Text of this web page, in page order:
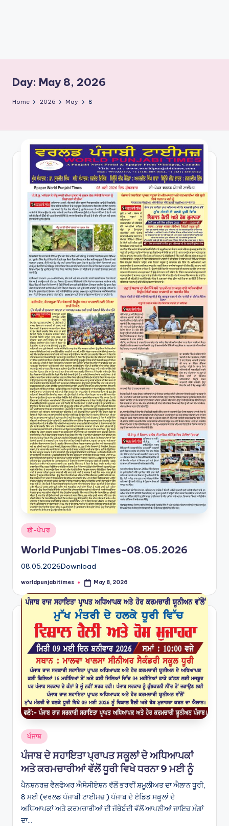
Day: May 8, 2026
Home 2026 May 8
Posted
in
ਈ-ਪੇਪਰ
World Punjabi Times-08.05.2026
08.05.2026Download
Posted
worldpunjabitimes May 8, 2026
Posted
in
ਪੰਜਾਬ
ਪੰਜਾਬ ਦੇ ਸਹਾਇਤਾ ਪ੍ਰਾਪਤ ਸਕੂਲਾਂ ਦੇ ਅਧਿਆਪਕਾਂ
ਅਤੇ ਕਰਮਚਾਰੀਆਂ ਵੱਲੋਂ ਧੂਰੀ ਵਿਖੇ ਧਰਨਾ 9 ਮਈ ਨੂੰ
ਪੈਨਸ਼ਨਰਜ਼ ਵੈਲਫੇਅਰ ਐਸੋਸੀਏਸ਼ਨ ਵੱਲੋਂ ਭਰਵੀਂ ਸ਼ਮੂਲੀਅਤ ਦਾ ਐਲਾਨ ਧੂਰੀ,
8 ਮਈ (ਵਰਲਡ ਪੰਜਾਬੀ ਟਾਈਮਜ਼ ) ਪੰਜਾਬ ਦੇ ਏਡਿਡ ਸਕੂਲਾਂ ਦੇ
ਅਧਿਆਪਕਾਂ ਅਤੇ ਕਰਮਚਾਰੀਆਂ ਦੀ ਜੱਥੇਬੰਦੀ ਵੱਲੋਂ ਆਪਣੀਆਂ ਜਾਇਜ਼ ਮੰਗਾਂ
ਦਾ…